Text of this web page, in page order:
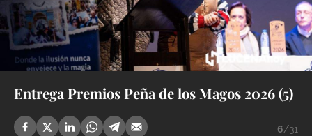
Entrega Premios Peña de los Magos 2026 (5)
6/31